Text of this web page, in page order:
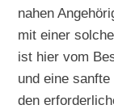
nahen
mit einer
ist hier vom
und eine
den